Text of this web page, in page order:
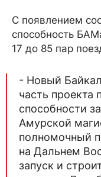
С появлением
способность
17 до 85 пар
- Новый
часть проекта
способности
Амурской
полномочный
на Дальнем
запуск и